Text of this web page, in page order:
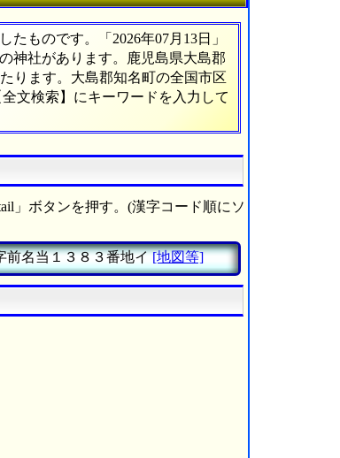
ものです。「2026年07月13日」
神社があります。鹿児島県大島郡
ります。大島郡知名町の全国市区
文検索】にキーワードを入力して
」ボタンを押す。(漢字コード順にソ
前名当１３８３番地イ [地図等]